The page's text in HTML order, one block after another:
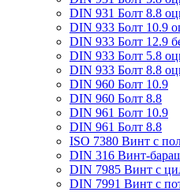
DIN 931 Болт 8.8
DIN 933 Болт 10.9
DIN 933 Болт 12.9
DIN 933 Болт 5.8
DIN 933 Болт 8.8
DIN 960 Болт 10.9
DIN 960 Болт 8.8
DIN 961 Болт 10.9
DIN 961 Болт 8.8
ISO 7380 Винт с
DIN 316 Винт-
DIN 7985 Винт с
DIN 7991 Винт с